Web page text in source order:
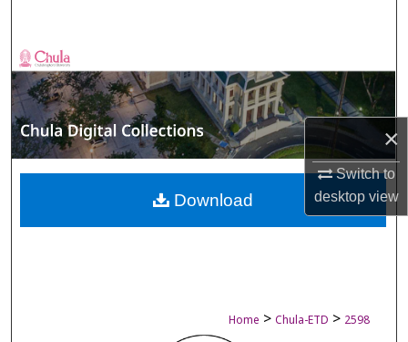
×
Switch to
desktopview
Browse Collections
My Account
About
Digital Commons Network™
Home > Chula-ETD > 2598
Download